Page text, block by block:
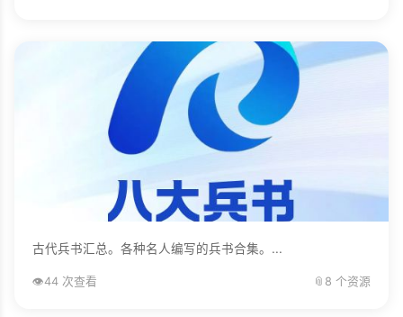
古代兵书汇总。各种名人编写的兵书合集。...
👁️44 次查看 📎 8 个资源